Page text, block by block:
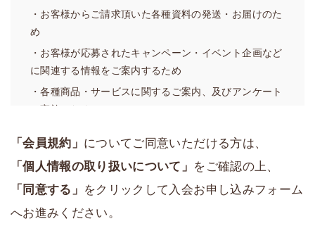
きるものとします。当サイトにおける「ご利用ガイド」
は、当該規則に該当するものとします。
4．前各項にかかわらず、軽微な事項の変更については当
由に設置し、内容を決定・変更し、または廃止すること
ができます。
・お客様からご請求頂いた各種資料の発送・お届けのた
め
・お客様が応募されたキャンペーン・イベント企画など
に関連する情報をご案内するため
・各種商品・サービスに関するご案内、及びアンケート
の実施のため
（２）利用目的の例外
弊社は、あらかじめお客様の同意を得ずに前項の利用目
的の達成に必要な範囲を超えて個人情報の取扱いを行い
ません。ただし、法の例外に該当する場合については、
「会員規約」 についてご同意いただける方は、
「個人情報の取り扱いについて」 をご確認の上、
「同意する」 をクリックして入会お申し込みフォーム
へお進みください。